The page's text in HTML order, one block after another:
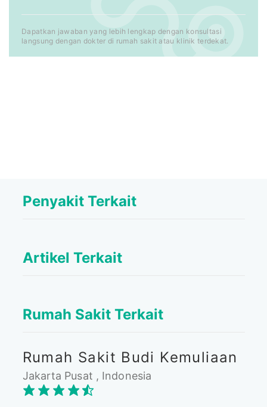
Dapatkan jawaban yang lebih lengkap dengan konsultasi
langsung dengan dokter di rumah sakit atau klinik terdekat.
Penyakit Terkait
Artikel Terkait
Rumah Sakit Terkait
Rumah Sakit Budi Kemuliaan
Jakarta Pusat , Indonesia